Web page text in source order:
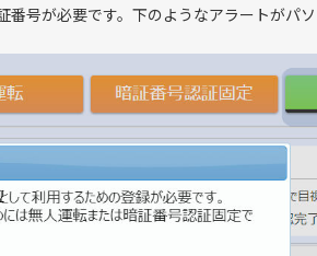
番号が必要です。下のようなアラートがパ